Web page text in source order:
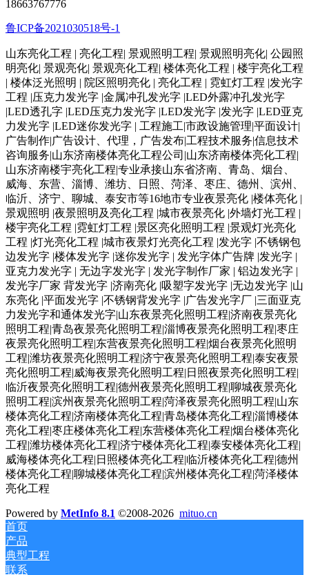
18663767776
鲁ICP备2021030518号-1
山东亮化工程 | 亮化工程| 景观照明工程| 景观照明亮化| 公园照
明亮化| 景观亮化| 景观亮化工程| 楼体亮化工程 | 楼宇亮化工程
| 楼体泛光照明 | 院区照明亮化 | 亮化工程 | 霓虹灯工程 |发光字
工程 |压克力发光字 |金属冲孔发光字 |LED外露冲孔发光字
|LED透孔字 |LED压克力发光字 |LED发光字 |发光字 |LED亚克
力发光字 |LED迷你发光字 | 工程施工|市政设施管理|平面设计|
广告制作|广告设计、代理，广告发布|工程技术服务|信息技术
咨询服务|山东济南楼体亮化工程公司|山东济南楼体亮化工程|
山东济南楼宇亮化工程|专业承接山东省济南、青岛、烟台、
威海、东营、淄博、潍坊、日照、菏泽、枣庄、德州、滨州、
临沂、济宁、聊城、泰安市等16地市专业夜景亮化 |楼体亮化 |
景观照明 |夜景照明及亮化工程 |城市夜景亮化 |外墙灯光工程 |
楼宇亮化工程 |霓虹灯工程 |景区亮化照明工程 |景观灯光亮化
工程 |灯光亮化工程 |城市夜景灯光亮化工程 |发光字 |不锈钢包
边发光字 |楼体发光字 |迷你发光字 | 发光字体广告牌 |发光字 |
亚克力发光字 | 无边字发光字 | 发光字制作厂家 | 铝边发光字 |
发光字厂家 背发光字 |济南亮化 |吸塑字发光字 |无边发光字 |山
东亮化 |平面发光字 |不锈钢背发光字 |广告发光字厂 |三面亚克
力发光字和通体发光字|山东夜景亮化照明工程|济南夜景亮化
照明工程|青岛夜景亮化照明工程|淄博夜景亮化照明工程|枣庄
夜景亮化照明工程|东营夜景亮化照明工程|烟台夜景亮化照明
工程|潍坊夜景亮化照明工程|济宁夜景亮化照明工程|泰安夜景
亮化照明工程|威海夜景亮化照明工程|日照夜景亮化照明工程|
临沂夜景亮化照明工程|德州夜景亮化照明工程|聊城夜景亮化
照明工程|滨州夜景亮化照明工程|菏泽夜景亮化照明工程|山东
楼体亮化工程|济南楼体亮化工程|青岛楼体亮化工程|淄博楼体
亮化工程|枣庄楼体亮化工程|东营楼体亮化工程|烟台楼体亮化
工程|潍坊楼体亮化工程|济宁楼体亮化工程|泰安楼体亮化工程|
威海楼体亮化工程|日照楼体亮化工程|临沂楼体亮化工程|德州
楼体亮化工程|聊城楼体亮化工程|滨州楼体亮化工程|菏泽楼体
亮化工程
Powered by MetInfo 8.1 ©2008-2026 mituo.cn
首页
产品
典型工程
联系